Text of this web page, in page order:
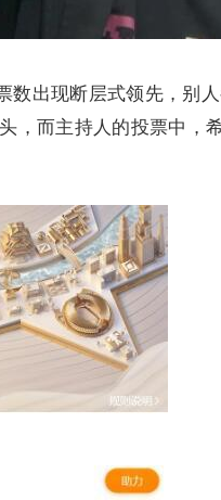
数出现断层式领先，别
，而主持人的投票中，